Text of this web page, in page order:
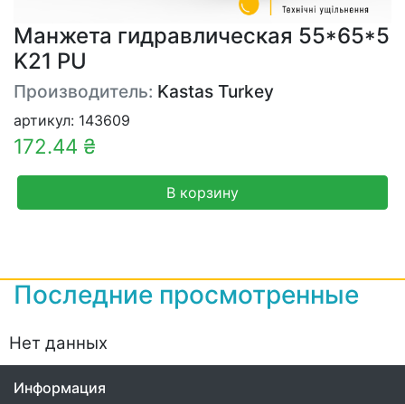
Манжета гидравлическая 55*65*5
K21 PU
Производитель: Kastas Turkey
артикул: 143609
172.44 ₴
В корзину
Последние просмотренные
Нет данных
Информация